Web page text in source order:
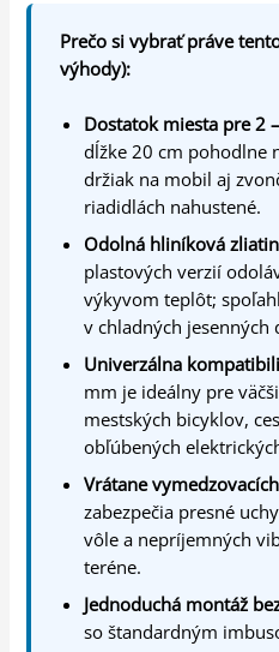
Prečo si vybrať práve
výhody):
Dostatok miesta pre 2
dĺžke 20 cm pohodlne
držiak na mobil aj
riadidlách nahustené.
Odolná hliníková
plastových verzií
výkyvom teplôt;
v chladných jesenných
Univerzálna
mm je ideálny pre
mestských bicyklov,
obľúbených
Vrátane
zabezpečia presné
vôle a nepríjemných
teréne.
Jednoduchá montáž
so štandardným